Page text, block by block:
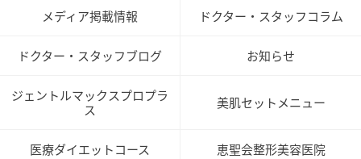
メディア掲載情報 ドクター・スタッフコラム
ドクター・スタッフブログ お知らせ
ジェントルマックスプロプラ
ス
美肌セットメニュー
医療ダイエットコース 恵聖会整形美容医院